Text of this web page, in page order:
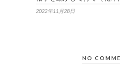
2022年11月28日
NO